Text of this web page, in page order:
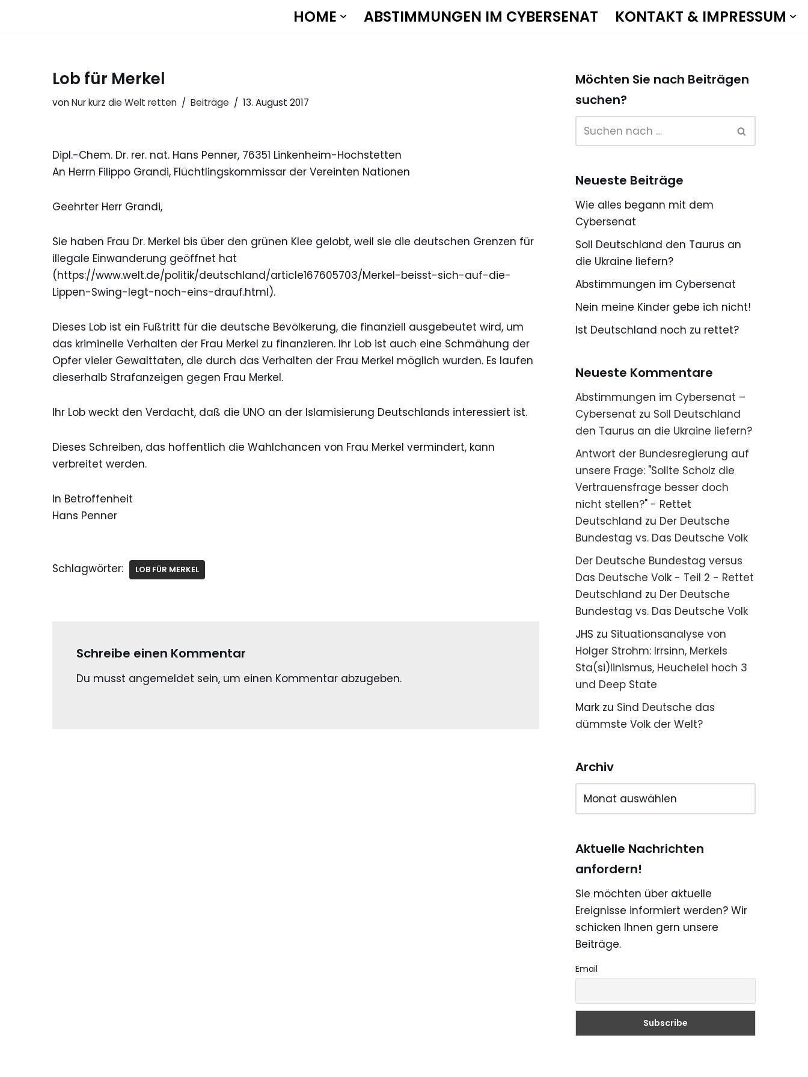
HOME ABSTIMMUNGEN IM CYBERSENAT KONTAKT & IMPRESSUM
Lob für Merkel
vonNur kurz die Welt retten Beiträge 13. August 2017
Dipl.-Chem. Dr. rer. nat. Hans Penner, 76351 Linkenheim-Hochstetten
An Herrn Filippo Grandi, Flüchtlingskommissar der Vereinten Nationen
Geehrter Herr Grandi,
Sie haben Frau Dr. Merkel bis über den grünen Klee gelobt, weil sie die deutschen Grenzen für
illegale Einwanderung geöffnet hat
(https://www.welt.de/politik/deutschland/article167605703/Merkel-beisst-sich-auf-die-
Lippen-Swing-legt-noch-eins-drauf.html).
Dieses Lob ist ein Fußtritt für die deutsche Bevölkerung, die finanziell ausgebeutet wird, um
das kriminelle Verhalten der Frau Merkel zu finanzieren. Ihr Lob ist auch eine Schmähung der
Opfer vieler Gewalttaten, die durch das Verhalten der Frau Merkel möglich wurden. Es laufen
dieserhalb Strafanzeigen gegen Frau Merkel.
Ihr Lob weckt den Verdacht, daß die UNO an der Islamisierung Deutschlands interessiert ist.
Dieses Schreiben, das hoffentlich die Wahlchancen von Frau Merkel vermindert, kann
verbreitet werden.
In Betroffenheit
Hans Penner
Schlagwörter: LOB FÜR MERKEL
Schreibe einen Kommentar
Du musst angemeldet sein, um einen Kommentar abzugeben.
Möchten Sie nach Beiträgen
suchen?
Neueste Beiträge
Wie alles begann mit dem
Cybersenat
Soll Deutschland den Taurus an
die Ukraine liefern?
Abstimmungen im Cybersenat
Nein meine Kinder gebe ich nicht!
Ist Deutschland noch zu rettet?
Neueste Kommentare
Abstimmungen im Cybersenat –
Cybersenat zu Soll Deutschland
den Taurus an die Ukraine liefern?
Antwort der Bundesregierung auf
unsere Frage: "Sollte Scholz die
Vertrauensfrage besser doch
nicht stellen?" - Rettet
Deutschland zu Der Deutsche
Bundestag vs. Das Deutsche Volk
Der Deutsche Bundestag versus
Das Deutsche Volk - Teil 2 - Rettet
Deutschland zu Der Deutsche
Bundestag vs. Das Deutsche Volk
JHS zu Situationsanalyse von
Holger Strohm: Irrsinn, Merkels
Sta(si)linismus, Heuchelei hoch 3
und Deep State
Mark zu Sind Deutsche das
dümmste Volk der Welt?
Archiv
Aktuelle Nachrichten
anfordern!
Sie möchten über aktuelle
Ereignisse informiert werden? Wir
schicken Ihnen gern unsere
Beiträge.
Email